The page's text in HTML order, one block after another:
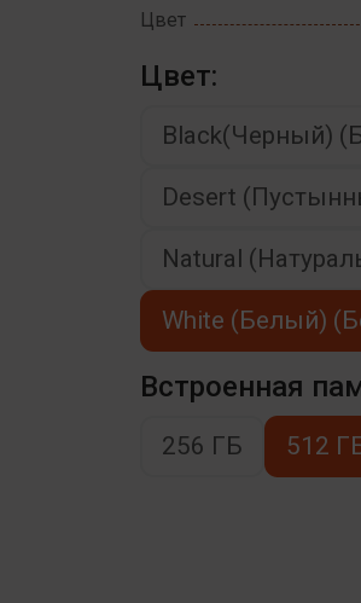
Цвет
Цвет:
Black(Черный)
Desert
Natural
White (Белый)
Встроенная
256 ГБ 512